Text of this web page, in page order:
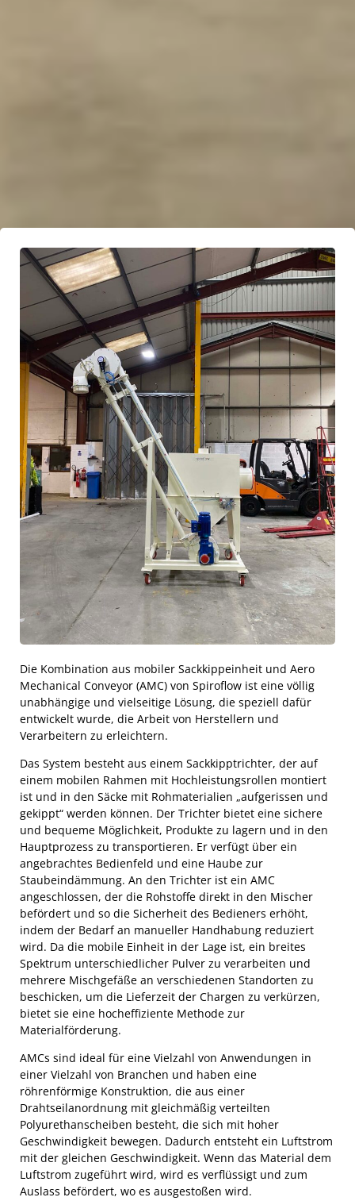
Die Kombination aus mobiler Sackkippeinheit und Aero
Mechanical Conveyor (AMC) von Spiroflow ist eine völlig
unabhängige und vielseitige Lösung, die speziell dafür
entwickelt wurde, die Arbeit von Herstellern und
Verarbeitern zu erleichtern.
Das System besteht aus einem Sackkipptrichter, der auf
einem mobilen Rahmen mit Hochleistungsrollen montiert
ist und in den Säcke mit Rohmaterialien „aufgerissen und
gekippt“ werden können. Der Trichter bietet eine sichere
und bequeme Möglichkeit, Produkte zu lagern und in den
Hauptprozess zu transportieren. Er verfügt über ein
angebrachtes Bedienfeld und eine Haube zur
Staubeindämmung. An den Trichter ist ein AMC
angeschlossen, der die Rohstoffe direkt in den Mischer
befördert und so die Sicherheit des Bedieners erhöht,
indem der Bedarf an manueller Handhabung reduziert
wird. Da die mobile Einheit in der Lage ist, ein breites
Spektrum unterschiedlicher Pulver zu verarbeiten und
mehrere Mischgefäße an verschiedenen Standorten zu
beschicken, um die Lieferzeit der Chargen zu verkürzen,
bietet sie eine hocheffiziente Methode zur
Materialförderung.
AMCs sind ideal für eine Vielzahl von Anwendungen in
einer Vielzahl von Branchen und haben eine
röhrenförmige Konstruktion, die aus einer
Drahtseilanordnung mit gleichmäßig verteilten
Polyurethanscheiben besteht, die sich mit hoher
Geschwindigkeit bewegen. Dadurch entsteht ein Luftstrom
mit der gleichen Geschwindigkeit. Wenn das Material dem
Luftstrom zugeführt wird, wird es verflüssigt und zum
Auslass befördert, wo es ausgestoßen wird.